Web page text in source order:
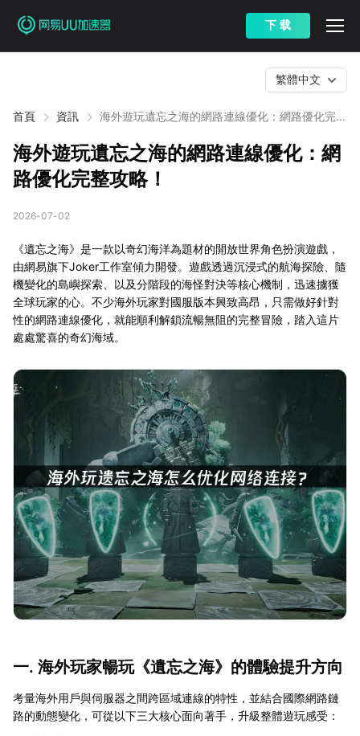
下 载
首頁 資訊
海外遊玩遺忘之海的網路連線優化：網路優化完整
繁體中文
海外遊玩遺忘之海的網路連線優化：網
路優化完整攻略！
2026-07-02
《遺忘之海》是一款以奇幻海洋為題材的開放世界角色扮演遊戲，
由網易旗下Joker工作室傾力開發。遊戲透過沉浸式的航海探險、隨
機變化的島嶼探索、以及分階段的海怪對決等核心機制，迅速擄獲
全球玩家的心。不少海外玩家對國服版本興致高昂，只需做好針對
性的網路連線優化，就能順利解鎖流暢無阻的完整冒險，踏入這片
處處驚喜的奇幻海域。
一. 海外玩家暢玩《遺忘之海》的體驗提升方向
考量海外用戶與伺服器之間跨區域連線的特性，並結合國際網路鏈
路的動態變化，可從以下三大核心面向著手，升級整體遊玩感受：